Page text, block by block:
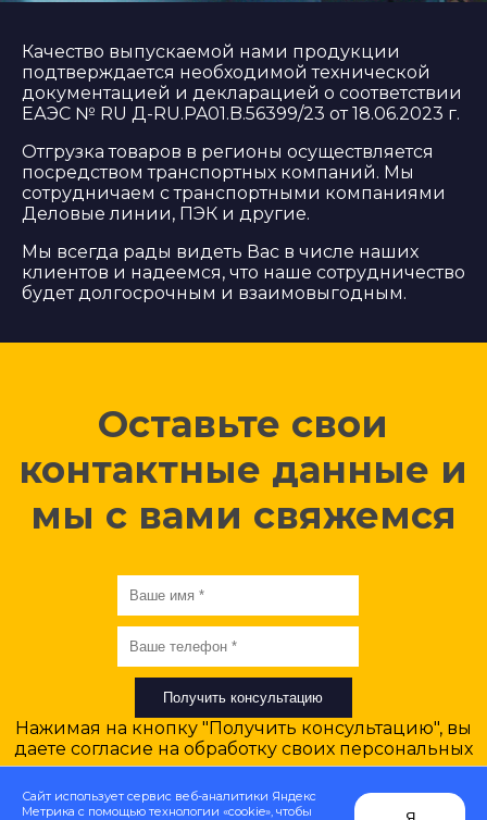
Качество выпускаемой нами продукции
подтверждается необходимой технической
документацией и декларацией о соответствии
ЕАЭС № RU Д-RU.PA01.B.56399/23 от 18.06.2023 г.
Отгрузка товаров в регионы осуществляется
посредством транспортных компаний. Мы
сотрудничаем с транспортными компаниями
Деловые линии, ПЭК и другие.
Мы всегда рады видеть Вас в числе наших
клиентов и надеемся, что наше сотрудничество
будет долгосрочным и взаимовыгодным.
Оставьте свои
контактные данные и
мы с вами свяжемся
Нажимая на кнопку "Получить консультацию", вы
даете согласие на обработку своих персональных
данных.
Сайт использует сервис веб-аналитики Яндекс
Метрика с помощью технологии «cookie», чтобы